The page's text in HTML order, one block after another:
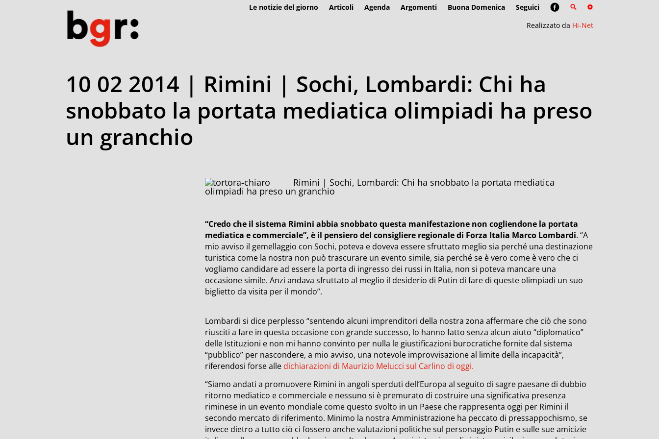
Le notizie del giorno Articoli Agenda Argomenti Buona Domenica
Seguici
Realizzato da Hi-Net
10 02 2014 | Rimini | Sochi, Lombardi: Chi ha
snobbato la portata mediatica olimpiadi ha preso
un granchio
Rimini | Sochi, Lombardi: Chi ha snobbato la portata mediatica
olimpiadi ha preso un granchio
“Credo che il sistema Rimini abbia snobbato questa manifestazione non cogliendone la portata
mediatica e commerciale”, è il pensiero del consigliere regionale di Forza Italia Marco Lombardi. “A
mio avviso il gemellaggio con Sochi, poteva e doveva essere sfruttato meglio sia perché una destinazione
turistica come la nostra non può trascurare un evento simile, sia perché se è vero come è vero che ci
vogliamo candidare ad essere la porta di ingresso dei russi in Italia, non si poteva mancare una
occasione simile. Anzi andava sfruttato al meglio il desiderio di Putin di fare di queste olimpiadi un suo
biglietto da visita per il mondo”.
Lombardi si dice perplesso “sentendo alcuni imprenditori della nostra zona affermare che ciò che sono
riusciti a fare in questa occasione con grande successo, lo hanno fatto senza alcun aiuto “diplomatico”
delle Istituzioni e non mi hanno convinto per nulla le giustificazioni burocratiche fornite dal sistema
“pubblico” per nascondere, a mio avviso, una notevole improvvisazione al limite della incapacità”,
riferendosi forse alle dichiarazioni di Maurizio Melucci sul Carlino di oggi.
“Siamo andati a promuovere Rimini in angoli sperduti dell’Europa al seguito di sagre paesane di dubbio
ritorno mediatico e commerciale e nessuno si è premurato di costruire una significativa presenza
riminese in un evento mondiale come questo svolto in un Paese che rappresenta oggi per Rimini il
secondo mercato di riferimento. Minimo la nostra Amministrazione ha peccato di pressappochismo, se
invece dietro a tutto ciò ci fossero anche valutazioni politiche sul personaggio Putin e sulle sue amicizie